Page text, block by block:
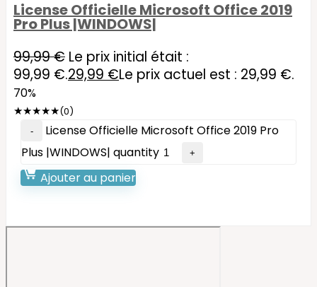
License Officielle Microsoft Office 2019
Pro Plus |WINDOWS|
99,99€ Le prix initial était :
99,99 €.29,99 €Le prix actuel est : 29,99 €.
70%
★★★★★(0)
License Officielle Microsoft Office 2019 Pro
Plus |WINDOWS| quantity
Ajouter au panier